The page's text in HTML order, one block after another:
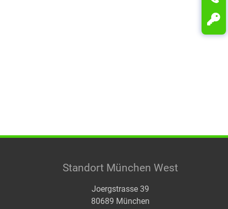
Standort München West
Joergstrasse 39
80689 München